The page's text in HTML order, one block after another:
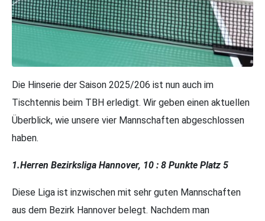
Die Hinserie der Saison 2025/206 ist nun auch im
Tischtennis beim TBH erledigt. Wir geben einen aktuellen
Überblick, wie unsere vier Mannschaften abgeschlossen
haben.
1.Herren Bezirksliga Hannover, 10 : 8 Punkte Platz 5
Diese Liga ist inzwischen mit sehr guten Mannschaften
aus dem Bezirk Hannover belegt. Nachdem man